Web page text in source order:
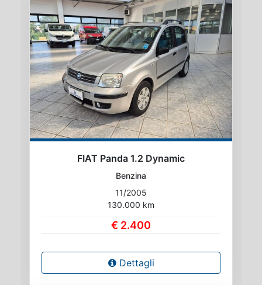
FIAT Panda 1.2 Dynamic
Benzina
11/2005
130.000 km
€ 2.400
Dettagli